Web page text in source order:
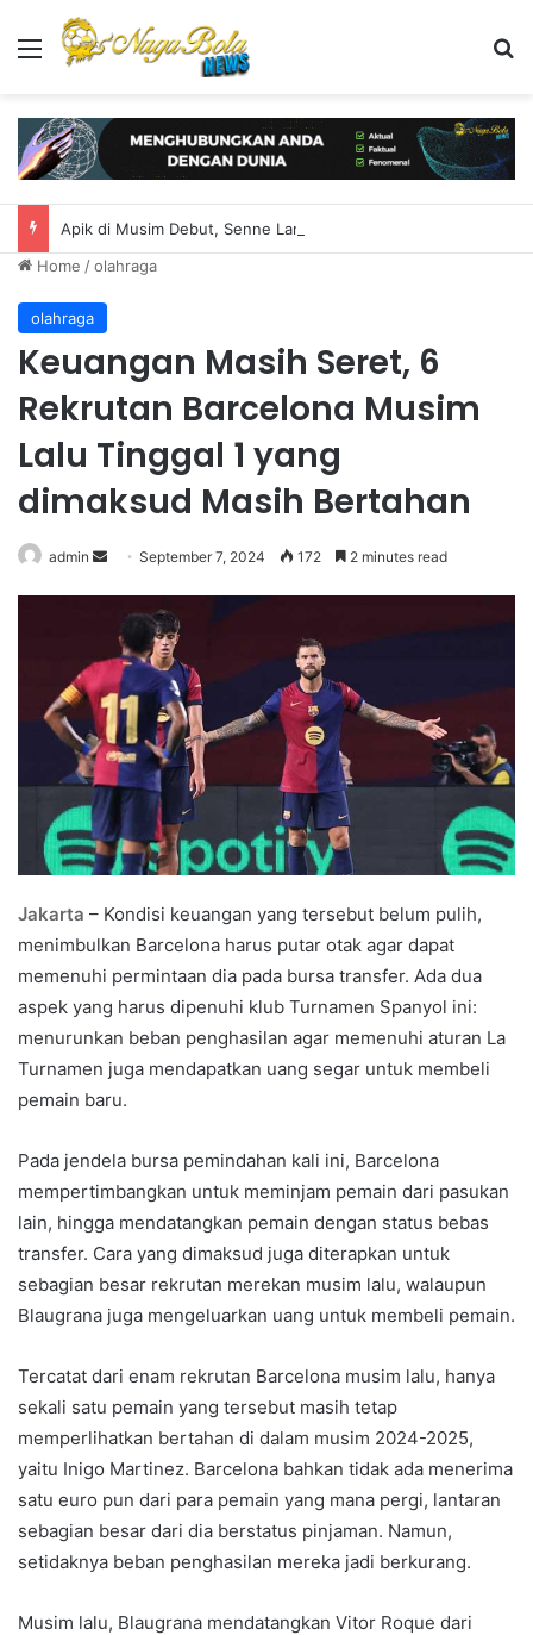
Menu
Home /olahraga
olahraga
Keuangan Masih Seret, 6
Rekrutan Barcelona Musim
Lalu Tinggal 1 yang
dimaksud Masih Bertahan
admin
n
e
m
a
i
l
September 7, 2024 172 2 minutes read
Jakarta – Kondisi keuangan yang tersebut belum pulih,
menimbulkan Barcelona harus putar otak agar dapat
memenuhi permintaan dia pada bursa transfer. Ada dua
aspek yang harus dipenuhi klub Turnamen Spanyol ini:
menurunkan beban penghasilan agar memenuhi aturan La
Turnamen juga mendapatkan uang segar untuk membeli
pemain baru.
Pada jendela bursa pemindahan kali ini, Barcelona
mempertimbangkan untuk meminjam pemain dari pasukan
lain, hingga mendatangkan pemain dengan status bebas
transfer. Cara yang dimaksud juga diterapkan untuk
sebagian besar rekrutan merekan musim lalu, walaupun
Blaugrana juga mengeluarkan uang untuk membeli pemain.
Tercatat dari enam rekrutan Barcelona musim lalu, hanya
sekali satu pemain yang tersebut masih tetap
memperlihatkan bertahan di dalam musim 2024-2025,
yaitu Inigo Martinez. Barcelona bahkan tidak ada menerima
satu euro pun dari para pemain yang mana pergi, lantaran
sebagian besar dari dia berstatus pinjaman. Namun,
setidaknya beban penghasilan mereka jadi berkurang.
Musim lalu, Blaugrana mendatangkan Vitor Roque dari